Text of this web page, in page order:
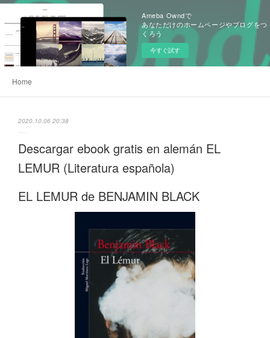
Ameba Owndで
あなただけのホームページやブログをつ
くろう
今すぐ試す
Home
2020.10.06 20:38
Descargar ebook gratis en alemán EL
LEMUR (Literatura española)
EL LEMUR de BENJAMIN BLACK